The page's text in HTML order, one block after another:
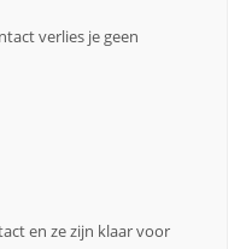
verlies je geen
en ze zijn klaar voor